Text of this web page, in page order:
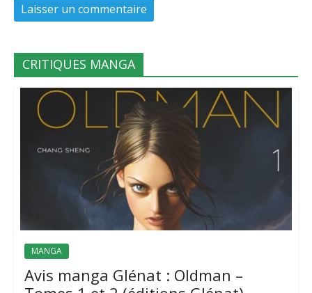
CRITIQUES MANGA
MANGA
Avis manga Glénat : Oldman –